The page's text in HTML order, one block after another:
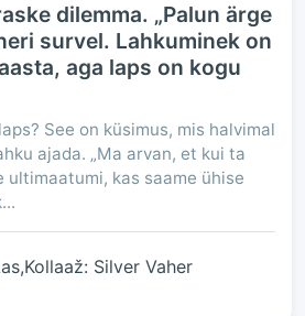
dilemma. „Palun ärge
survel. Lahkuminek on
aga laps on kogu
See on küsimus, mis halvimal
ajada. „Ma arvan, et kui ta
ultimaatumi, kas saame ühise
Silver Vaher